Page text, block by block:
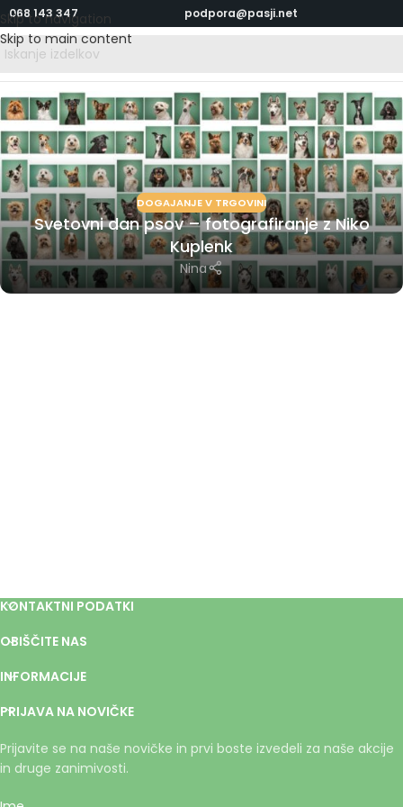
Skip to navigation
Skip to main content
068 143 347 podpora@pasji.net
DOGAJANJE V TRGOVINI
Svetovni dan psov – fotografiranje z Niko
Kuplenk
Nina
KONTAKTNI PODATKI
OBIŠČITE NAS
INFORMACIJE
PRIJAVA NA NOVIČKE
Prijavite se na naše novičke in prvi boste izvedeli za naše akcije
in druge zanimivosti.